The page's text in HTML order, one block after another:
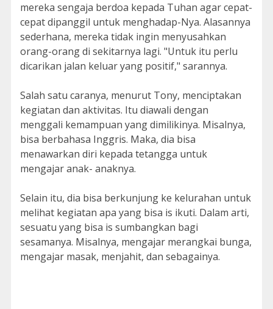
mereka sengaja berdoa kepada Tuhan agar cepat-
cepat dipanggil untuk menghadap-Nya. Alasannya
sederhana, mereka tidak ingin menyusahkan
orang-orang di sekitarnya lagi. "Untuk itu perlu
dicarikan jalan keluar yang positif," sarannya.
Salah satu caranya, menurut Tony, menciptakan
kegiatan dan aktivitas. Itu diawali dengan
menggali kemampuan yang dimilikinya. Misalnya,
bisa berbahasa Inggris. Maka, dia bisa
menawarkan diri kepada tetangga untuk
mengajar anak- anaknya.
Selain itu, dia bisa berkunjung ke kelurahan untuk
melihat kegiatan apa yang bisa is ikuti. Dalam arti,
sesuatu yang bisa is sumbangkan bagi
sesamanya. Misalnya, mengajar merangkai bunga,
mengajar masak, menjahit, dan sebagainya.